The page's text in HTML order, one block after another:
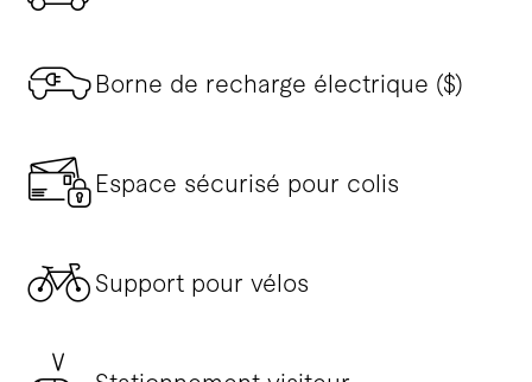
Borne de recharge électrique ($)
Espace sécurisé pour colis
Support pour vélos